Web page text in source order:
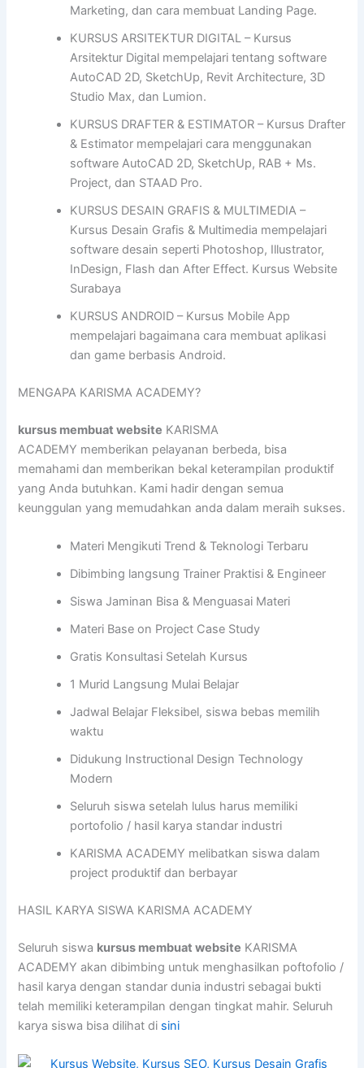
Marketing, dan cara membuat Landing Page.
KURSUS ARSITEKTUR DIGITAL – Kursus
Arsitektur Digital mempelajari tentang software
AutoCAD 2D, SketchUp, Revit Architecture, 3D
Studio Max, dan Lumion.
KURSUS DRAFTER & ESTIMATOR – Kursus Drafter
& Estimator mempelajari cara menggunakan
software AutoCAD 2D, SketchUp, RAB + Ms.
Project, dan STAAD Pro.
KURSUS DESAIN GRAFIS & MULTIMEDIA –
Kursus Desain Grafis & Multimedia mempelajari
software desain seperti Photoshop, Illustrator,
InDesign, Flash dan After Effect. Kursus Website
Surabaya
KURSUS ANDROID – Kursus Mobile App
mempelajari bagaimana cara membuat aplikasi
dan game berbasis Android.
MENGAPA KARISMA ACADEMY?
kursus membuat website KARISMA
ACADEMY memberikan pelayanan berbeda, bisa
memahami dan memberikan bekal keterampilan produktif
yang Anda butuhkan. Kami hadir dengan semua
keunggulan yang memudahkan anda dalam meraih sukses.
Materi Mengikuti Trend & Teknologi Terbaru
Dibimbing langsung Trainer Praktisi & Engineer
Siswa Jaminan Bisa & Menguasai Materi
Materi Base on Project Case Study
Gratis Konsultasi Setelah Kursus
1 Murid Langsung Mulai Belajar
Jadwal Belajar Fleksibel, siswa bebas memilih
waktu
Didukung Instructional Design Technology
Modern
Seluruh siswa setelah lulus harus memiliki
portofolio / hasil karya standar industri
KARISMA ACADEMY melibatkan siswa dalam
project produktif dan berbayar
HASIL KARYA SISWA KARISMA ACADEMY
Seluruh siswa kursus membuat website KARISMA
ACADEMY akan dibimbing untuk menghasilkan poftofolio /
hasil karya dengan standar dunia industri sebagai bukti
telah memiliki keterampilan dengan tingkat mahir. Seluruh
karya siswa bisa dilihat di sini